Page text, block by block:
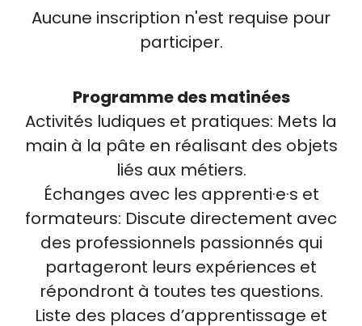
Aucune inscription n'est requise pour
participer.
Programme des matinées
Activités ludiques et pratiques: Mets la
main à la pâte en réalisant des objets
liés aux métiers.
Échanges avec les apprenti·e·s et
formateurs: Discute directement avec
des professionnels passionnés qui
partageront leurs expériences et
répondront à toutes tes questions.
Liste des places d’apprentissage et